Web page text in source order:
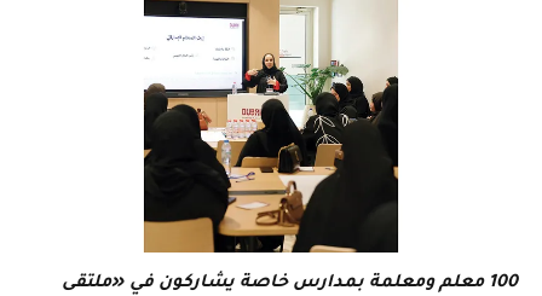
100 معلم ومعلمة بمدارس خاصة يشاركون في «ملتقى